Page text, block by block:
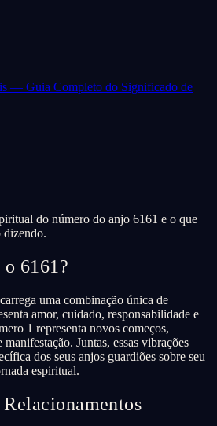
— Guia Completo do Significado de
do número do anjo 6161 e o que
dizendo.
6161?
uma combinação única de
amor, cuidado, responsabilidade e
1 representa novos começos,
Juntas, essas vibrações
dos seus anjos guardiões sobre seu
espiritual.